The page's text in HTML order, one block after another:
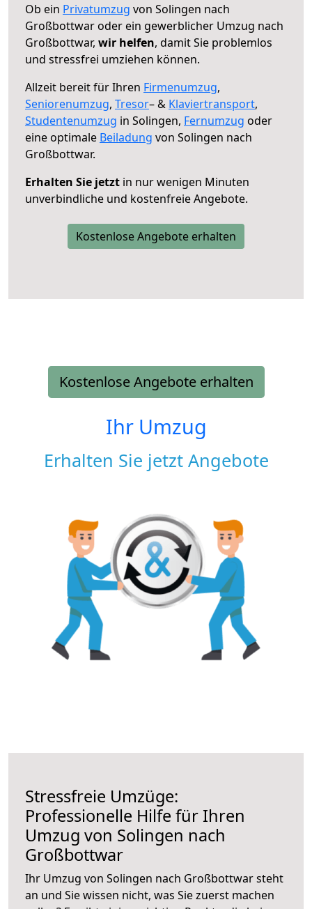
Ob ein Privatumzug von Solingen nach
Großbottwar oder ein gewerblicher Umzug nach
Großbottwar, wir helfen, damit Sie problemlos
und stressfrei umziehen können.
Allzeit bereit für Ihren Firmenumzug,
Seniorenumzug, Tresor– & Klaviertransport,
Studentenumzug in Solingen, Fernumzug oder
eine optimale Beiladung von Solingen nach
Großbottwar.
Erhalten Sie jetzt in nur wenigen Minuten
unverbindliche und kostenfreie Angebote.
Kostenlose Angebote erhalten
Kostenlose Angebote erhalten
Ihr Umzug
Erhalten Sie jetzt Angebote
Stressfreie Umzüge:
Professionelle Hilfe für Ihren
Umzug von Solingen nach
Großbottwar
Ihr Umzug von Solingen nach Großbottwar steht
an und Sie wissen nicht, was Sie zuerst machen